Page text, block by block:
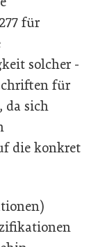
für
solcher
für
da sich
die konkret